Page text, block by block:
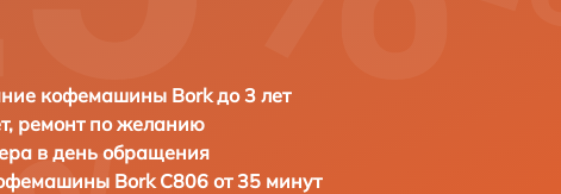
кофемашины Bork до 3 лет
ремонт по желанию
в день обращения
Bork C806 от 35 минут